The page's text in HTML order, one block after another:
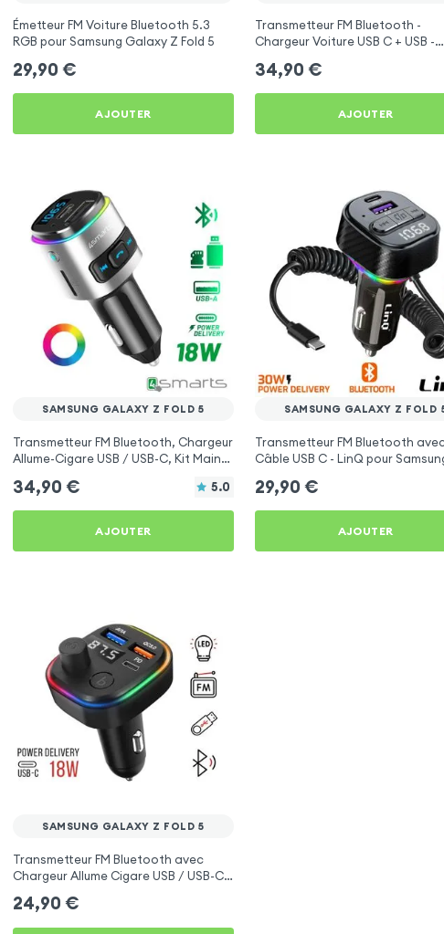
Émetteur FM Voiture Bluetooth 5.3
RGB pour Samsung Galaxy Z Fold 5
29,90 €
AJOUTER
Transmetteur FM Bluetooth -
Chargeur Voiture USB C + USB -
34,90 €
AJOUTER
SAMSUNG GALAXY Z FOLD 5
Transmetteur FM Bluetooth, Chargeur
Allume-Cigare USB / USB-C, Kit Main
34,90 € 5.0
AJOUTER
SAMSUNG GALAXY Z FOLD
Transmetteur FM Bluetooth
Câble USB C - LinQ pour
29,90 €
AJOUTER
SAMSUNG GALAXY Z FOLD 5
Transmetteur FM Bluetooth avec
Chargeur Allume Cigare USB / USB-C,
5
24,90 €